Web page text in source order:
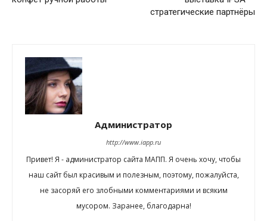
стратегические партнёры
Администратор
http://www.iapp.ru
Привет! Я - администратор сайта МАПП. Я очень хочу, чтобы
наш сайт был красивым и полезным, поэтому, пожалуйста,
не засоряй его злобными комментариями и всяким
мусором. Заранее, благодарна!